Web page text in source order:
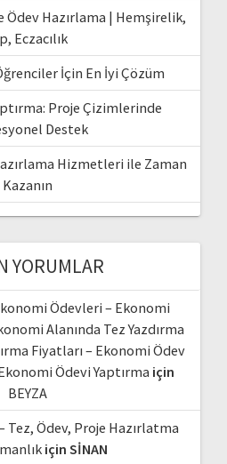
Ödev Hazırlama | Hemşirelik,
Eczacılık
İçin En İyi Çözüm
Proje Çizimlerinde
Destek
Hizmetleri ile Zaman
Kazanın
YORUMLAR
Ödevleri – Ekonomi
Alanında Tez Yazdırma
Fiyatları – Ekonomi Ödev
Ödevi Yaptırma için
BEYZA
Tez, Ödev, Proje Hazırlatma
için SİNAN